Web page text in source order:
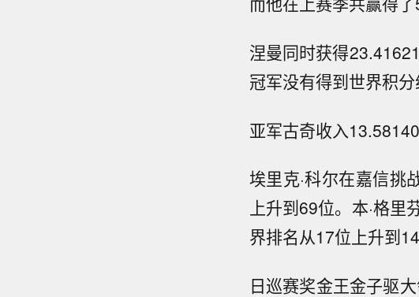
涅曼同时获得
冠军没有得到世界积
亚军古奇收入
埃里克·科尔在嘉信挑
上升到69位。本·格
界排名从17位上升到14
日巡赛奖金王金子驱